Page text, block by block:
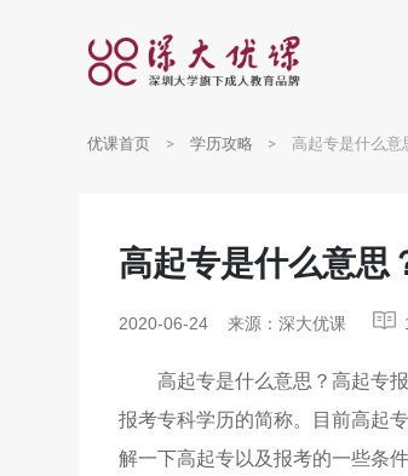
优课首页 学历攻略 高起专是什么意
高起专是什么意思
2020-06-24 来源：深大优课
高起专是什么意思？高起专
报考专科学历的简称。目前高起
解一下高起专以及报考的一些条件